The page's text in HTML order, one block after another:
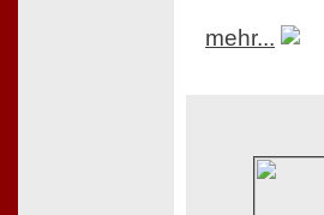
mehr...